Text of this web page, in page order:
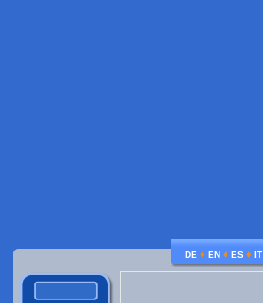
DE ♦ EN ♦ ES ♦ IT